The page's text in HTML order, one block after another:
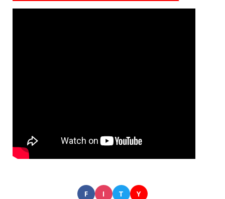
F I T Y